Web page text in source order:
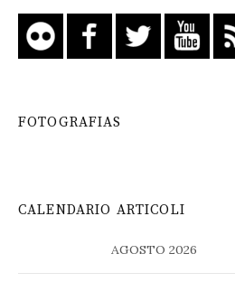
FOTOGRAFIAS
CALENDARIO ARTICOLI
AGOSTO 2026